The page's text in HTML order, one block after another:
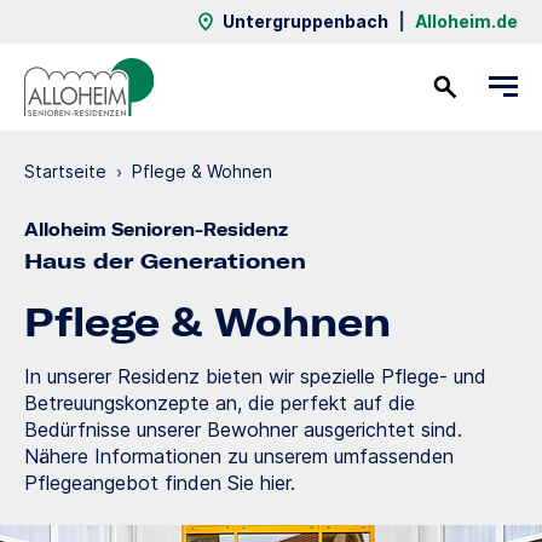
Untergruppenbach Alloheim.de
Startseite › Pflege & Wohnen
Alloheim Senioren-Residenz
Haus der Generationen
Pflege & Wohnen
In unserer Residenz bieten wir spezielle Pflege- und
Betreuungskonzepte an, die perfekt auf die
Bedürfnisse unserer Bewohner ausgerichtet sind.
Nähere Informationen zu unserem umfassenden
Pflegeangebot finden Sie hier.